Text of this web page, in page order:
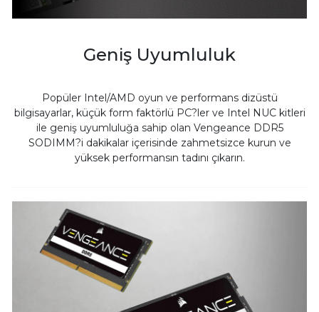
Geniş Uyumluluk
Popüler Intel/AMD oyun ve performans dizüstü
bilgisayarlar, küçük form faktörlü PC?ler ve Intel NUC kitleri
ile geniş uyumluluğa sahip olan Vengeance DDR5
SODIMM?i dakikalar içerisinde zahmetsizce kurun ve
yüksek performansın tadını çıkarın.